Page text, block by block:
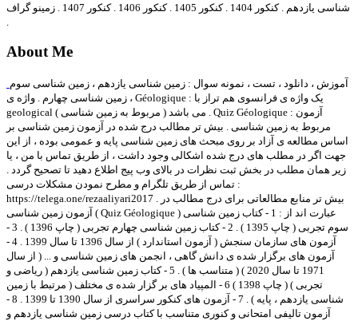
شناسی یازدهم . کنکور 1404 . کنکور 1405 . کنکور 1406 . کنکور 1407 . زمینو گراف
About Me
آموزش ، دانلود ، تست ، نمونه سوال : زمین شناسی یازدهم ، زمین شناسی سوم
، زمین شناسی چهارم . واژه ی Géologique : یک واژه ی فرانسوی هم تراز با
geological ( مربوط به زمین شناسی ) می باشد . Quiz Géologique : آزمون
مربوط به زمین شناسی . بیش تر مطالب درج شده در آزمون زمین شناسی بر
اساس مطالعه ی آزاد بر روی مبحث های زمین شناسی پایه و عمومی بوده ، از این
جهت اگر در مطلب های درج شده اشکالی وجود داشت ، از طریق تماس با من ، یا
زیر همان مطلب در بخش ثبت نظرات در بالای وب پیج اطلاع دهید تا تصحیح گردد .
تماس از طریق تلگرام و مطرح نمودن مشکلات درسی :
https://telega.one/rezaaliyari2017 . بیش تر منابع مطالعاتی برای درج مطالب در
آزمون زمین شناسی ( Quiz Géologique ) عبارت اند از : 1 - کتاب زمین شناسی
سوم تجربی ( چاپ 1395 ) . 2 - کتاب زمین شناسی چهارم تجربی ( چاپ 1396 ) . 3 -
آزمون های سازمان سنجش ( آزمون استاندارد ) از سال 1396 تا سال 1399 . 4 -
آزمون های برگزار شده ی دانش گاهی ، انجمن های زمین شناسی و ... ( از سال
1971 تا سال 2020 ) ( متناسب ها ) . 5 - کتاب زمین شناسی یازدهم ( ریاضی و
تجربی ) ( چاپ 1398 ) 6 - المپیاد های بر گزار شده ی مختلف ( مرتبط با زمین
شناسی یازدهم ، پایه ) . 7 - آزمون های کنکور سراسری از سال 1390 تا 1399 . 8 -
آزمون تالیفی امتحانی و کنوری متناسب با کتاب درسی زمین شناسی یازدهم و